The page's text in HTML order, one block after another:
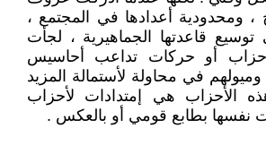
ومحدودية أعدادها في المجتمع ،
توسيع قاعدتها الجماهيرية ، لجأت
أو حركات تداعب أحاسيس
في محاولة لأستمالة المزيد
الأحزاب هي إمتدادات لأحزاب
نفسها بطابع قومي أو بالعكس .